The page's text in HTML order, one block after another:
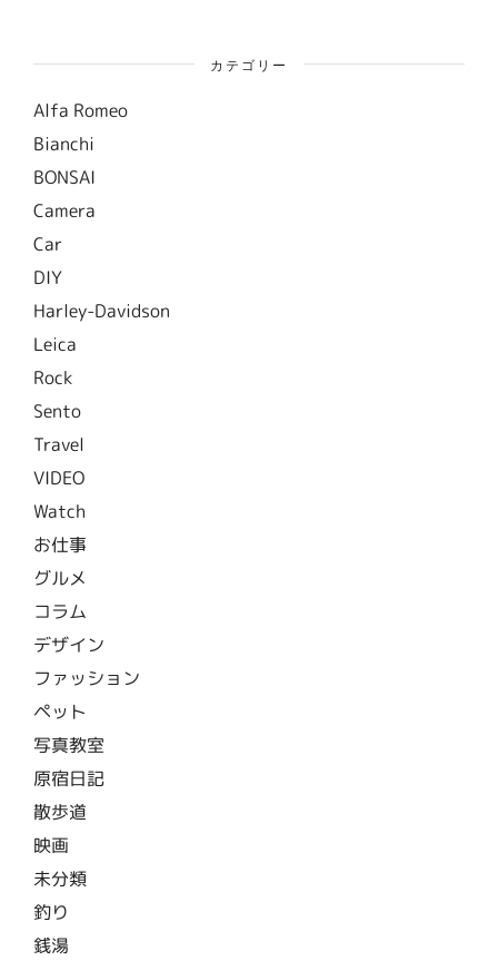
カテゴリー
Alfa Romeo
Bianchi
BONSAI
Camera
Car
DIY
Harley-Davidson
Leica
Rock
Sento
Travel
VIDEO
Watch
お仕事
グルメ
コラム
デザイン
ファッション
ペット
写真教室
原宿日記
散歩道
映画
未分類
釣り
銭湯